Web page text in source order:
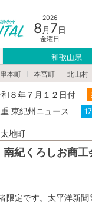
2026
8 月 7日
金曜日
和歌山県
串本町 本宮町 北山村
８年７月１２日付
東紀州ニュース
太地町
紀くろしお商工
限定です。太平洋新